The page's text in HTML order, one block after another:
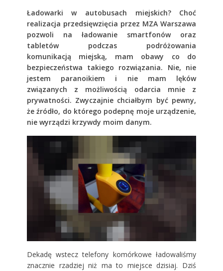
Ładowarki w autobusach miejskich? Choć
realizacja przedsięwzięcia przez MZA Warszawa
pozwoli na ładowanie smartfonów oraz
tabletów podczas podróżowania
komunikacją miejską, mam obawy co do
bezpieczeństwa takiego rozwiązania. Nie, nie
jestem paranoikiem i nie mam lęków
związanych z możliwością odarcia mnie z
prywatności. Zwyczajnie chciałbym być pewny,
że źródło, do którego podepnę moje urządzenie,
nie wyrządzi krzywdy moim danym.
Dekadę wstecz telefony komórkowe ładowaliśmy
znacznie rzadziej niż ma to miejsce dzisiaj. Dziś